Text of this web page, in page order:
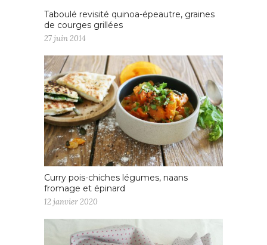
Taboulé revisité quinoa-épeautre, graines
de courges grillées
27 juin 2014
Curry pois-chiches légumes, naans
fromage et épinard
12 janvier 2020